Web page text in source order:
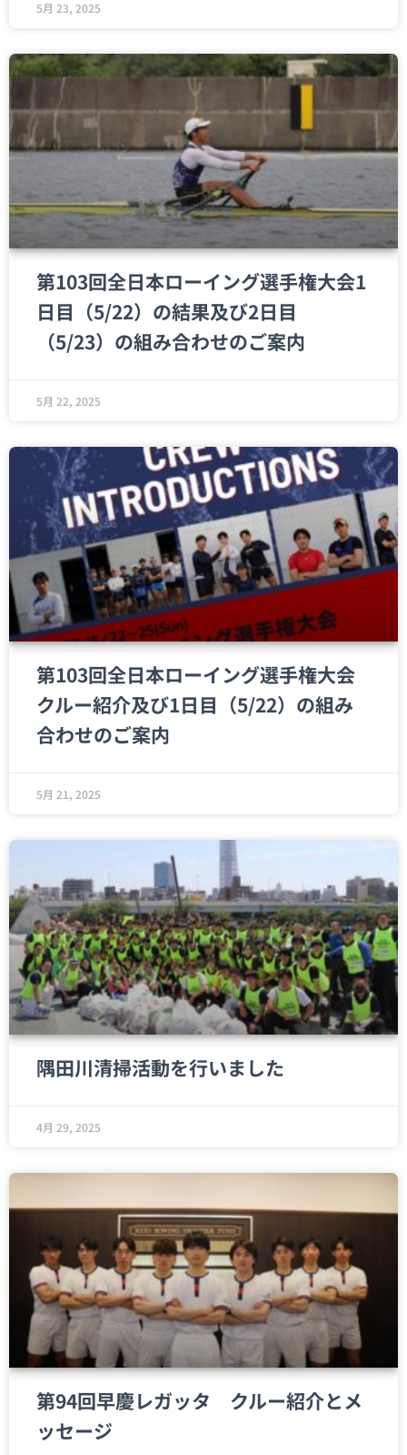
5月 23, 2025
第103回全日本ローイング選手権大会1
日目（5/22）の結果及び2日目
（5/23）の組み合わせのご案内
5月 22, 2025
第103回全日本ローイング選手権大会
クルー紹介及び1日目（5/22）の組み
合わせのご案内
5月 21, 2025
隅田川清掃活動を行いました
4月 29, 2025
第94回早慶レガッタ クルー紹介とメ
ッセージ